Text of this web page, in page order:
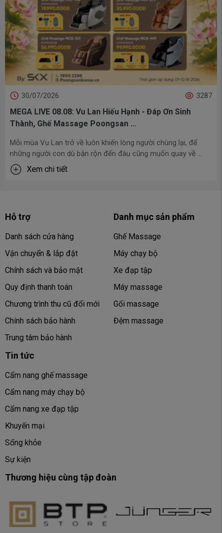
30/07/2026 3287
MEGA LIVE 08.08: Vu Lan Hiếu Hạnh - Đáp Ơn Sinh
Thành, Ghế Massage Poongsan ...
Mỗi mùa Vu Lan trở về luôn khiến lòng người chùng lại, để
những người con dù bận rộn đến đâu cũng muốn quay về ...
Xem chi tiết
Hỗ trợ
Danh sách cửa hàng
Vận chuyển & lắp đặt
Chính sách và bảo mật
Quy định thanh toán
Chương trình thu cũ đổi mới
Chính sách bảo hành
Trung tâm bảo hành
Danh mục sản phẩm
Ghế Massage
Máy chạy bộ
Xe đạp tập
Máy massage
Gối massage
Đệm massage
Tin tức
Cẩm nang ghế massage
Cẩm nang máy chạy bộ
Cẩm nang xe đạp tập
Khuyến mại
Sống khỏe
Sự kiện
Thương hiệu cùng tập đoàn